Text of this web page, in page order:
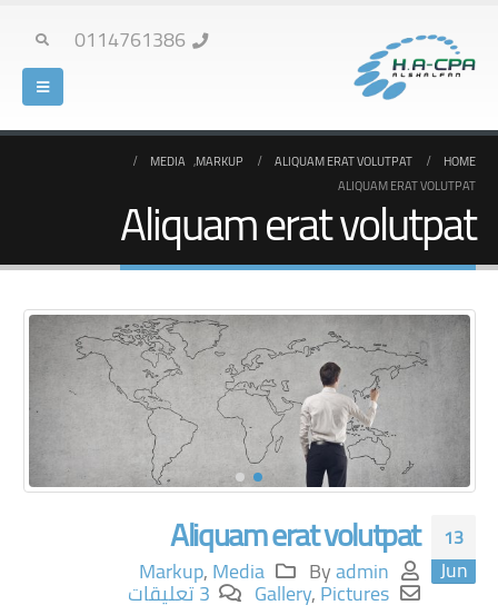
0114761386
HOME
ALIQUAM ERAT VOLUTPAT
MARKUP
,
MEDIA
ALIQUAM ERAT VOLUTPAT
Aliquam erat volutpat
13
Jun
Aliquam erat volutpat
Byadmin
Markup,Media
Gallery,Pictures 3 تعليقات